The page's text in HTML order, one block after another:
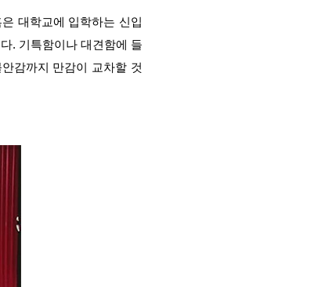
대학교에 입학하는 신입
. 기특함이나 대견함에 들
감까지 만감이 교차할 것